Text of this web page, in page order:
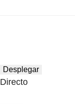
Desplegar
Directo